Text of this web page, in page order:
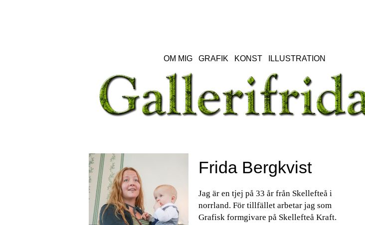
OM MIG GRAFIK KONST ILLUSTRATION
Frida Bergkvist
Jag är en tjej på 33 år från Skellefteå i
norrland. För tillfället arbetar jag som
Grafisk formgivare på Skellefteå Kraft.